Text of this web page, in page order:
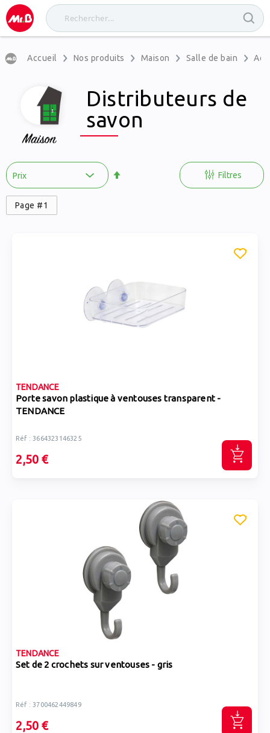
Accueil Nos produits Maison Salle de bain
Distributeurs de
savon
Filtres
Page #1
TENDANCE
Porte savon plastique à ventouses transparent -
TENDANCE
Réf : 3664323146325
2,50 €
TENDANCE
Set de 2 crochets sur ventouses - gris
Réf : 3700462449849
2,50 €